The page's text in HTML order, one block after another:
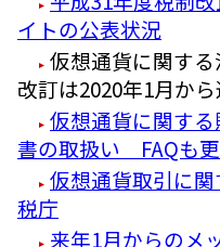
イトの公表状況
仮想通貨に関す
改訂は2020年1月か
仮想通貨に関す
書の取扱い FAQも
仮想通貨取引に
税庁
来年1月からのメ